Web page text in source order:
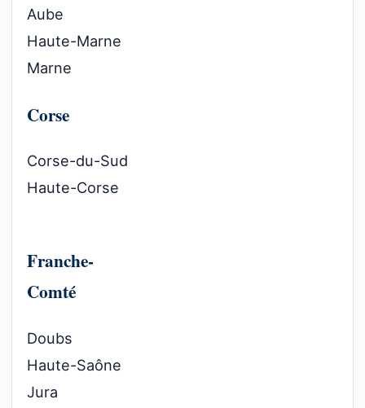
Aube
Haute-Marne
Marne
Corse
Corse-du-Sud
Haute-Corse
Franche-
Comté
Doubs
Haute-Saône
Jura